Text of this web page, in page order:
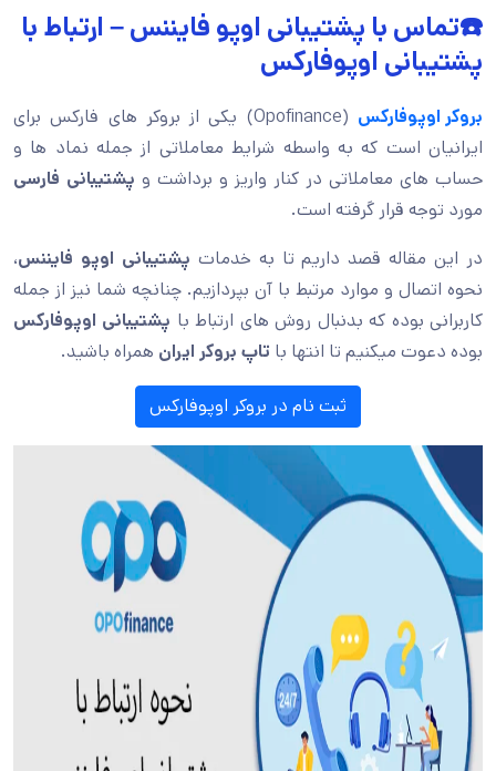
☎️تماس با پشتیبانی اوپو فایننس – ارتباط با
پشتیبانی اوپوفارکس
بروکر اوپوفارکس
(Opofinance) یکی از بروکر های فارکس برای
ایرانیان است که به واسطه شرایط معاملاتی از جمله نماد ها و
حساب های معاملاتی در کنار واریز و برداشت و پشتیبانی فارسی
مورد توجه قرار گرفته است.
در این مقاله قصد داریم تا به خدمات پشتیبانی اوپو فایننس،
نحوه اتصال و موارد مرتبط با آن بپردازیم. چنانچه شما نیز از جمله
کاربرانی بوده که بدنبال روش های ارتباط با پشتیبانی اوپوفارکس
بوده دعوت میکنیم تا انتها با تاپ بروکر ایران همراه باشید.
ثبت نام در بروکر اوپوفارکس